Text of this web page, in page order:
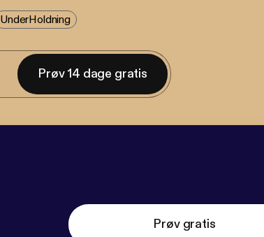
Under​holdning
Prøv 14 dage gratis
Prøv gratis